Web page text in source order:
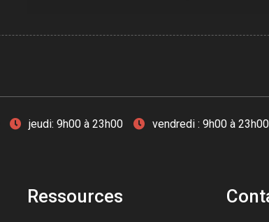
jeudi: 9h00 à 23h00
vendredi : 9h00 à 23h00
Ressources